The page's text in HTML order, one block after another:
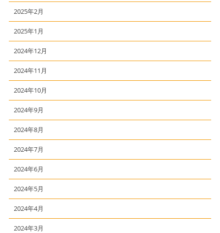
2025年2月
2025年1月
2024年12月
2024年11月
2024年10月
2024年9月
2024年8月
2024年7月
2024年6月
2024年5月
2024年4月
2024年3月